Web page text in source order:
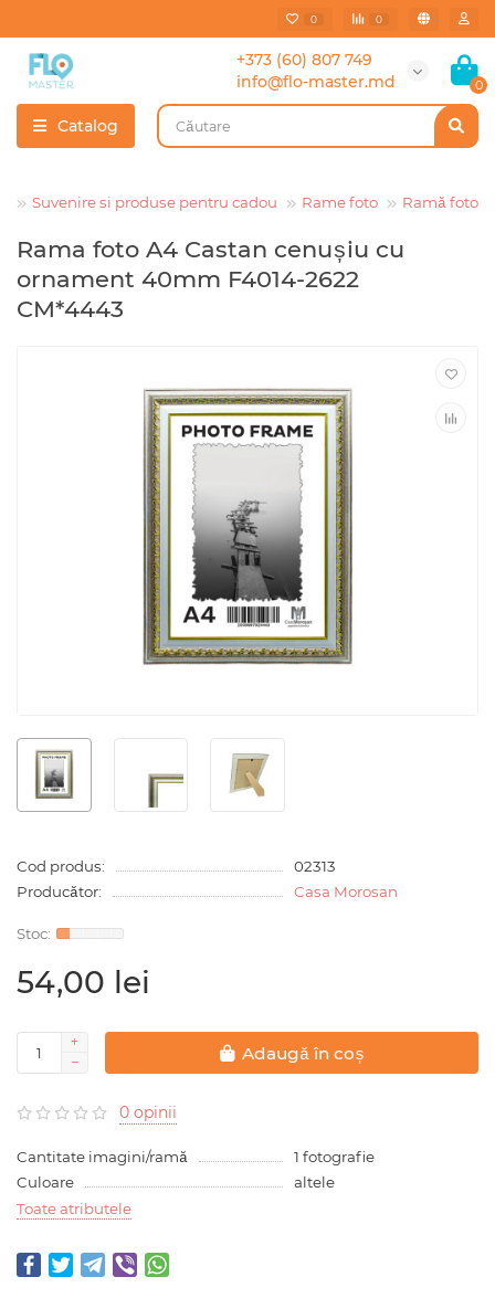
0 0
+373 (60) 807 749
info@flo-master.md
0
Catalog
Suvenire si produse pentru cadou Rame foto Ramă foto
Rama foto A4 Castan cenușiu cu
ornament 40mm F4014-2622
CM*4443
Cod produs:
02313
Producător:
Casa Morosan
54,00 lei
Adaugă în coș
0 opinii
Cantitate imagini/ramă
1 fotografie
Culoare
altele
Toate atributele